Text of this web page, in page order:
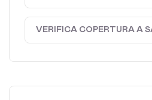
VERIFICA COPERTURA A